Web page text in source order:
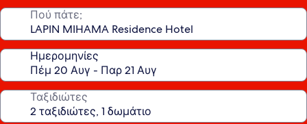
Πού πάτε;
Ημερομηνίες
Ταξιδιώτες